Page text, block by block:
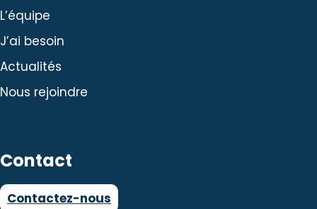
L’équipe
J’ai besoin
Actualités
Nous rejoindre
Contact
Contactez-nous